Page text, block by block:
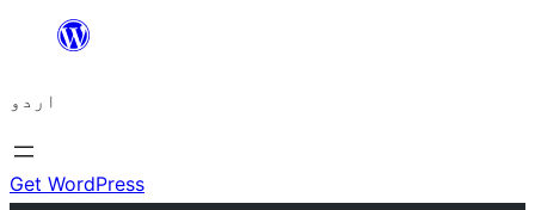
چھوڑیں
پر
جائیں
اردو
Get WordPress